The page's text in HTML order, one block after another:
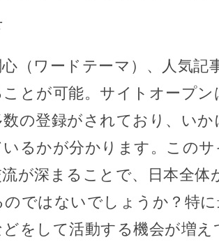
（ワードテーマ）、人気記
とが可能。サイトオープン
の登録がされており、いか
るかが分かります。この
が深まることで、日本全体
ではないでしょうか？特
をして活動する機会が増